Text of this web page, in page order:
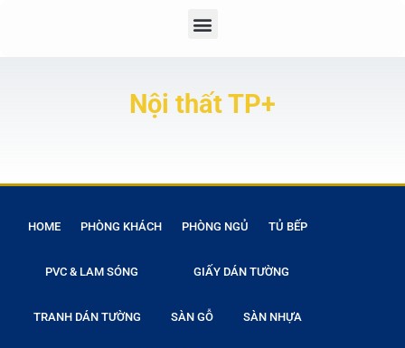
Nội thất TP+
HOME PHÒNG KHÁCH PHÒNG NGỦ TỦ BẾP
PVC & LAM SÓNG GIẤY DÁN TƯỜNG
TRANH DÁN TƯỜNG SÀN GỖ SÀN NHỰA